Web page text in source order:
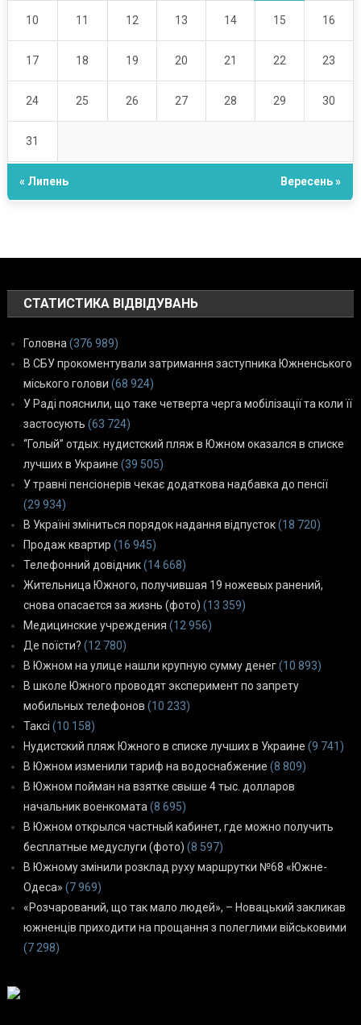
10 11 12 13 14 15 16
17 18 19 20 21 22 23
24 25 26 27 28 29 30
31
« Липень Вересень »
СТАТИСТИКА ВІДВІДУВАНЬ
Головна (376 989)
В СБУ прокоментували затримання заступника Южненського
міського голови (68 924)
У Раді пояснили, що таке четверта черга мобілізації та коли її
застосують (63 724)
“Голый” отдых: нудистский пляж в Южном оказался в списке
лучших в Украине (39 505)
У травні пенсіонерів чекає додаткова надбавка до пенсії
(29 934)
В Україні зміниться порядок надання відпусток(18 720)
Продаж квартир (16 945)
Телефонний довідник(14 668)
Жительница Южного, получившая 19 ножевых ранений,
снова опасается за жизнь (фото) (13 359)
Медицинские учреждения (12 956)
Де поїсти? (12 780)
В Южном на улице нашли крупную сумму денег(10 893)
В школе Южного проводят эксперимент по запрету
мобильных телефонов (10 233)
Таксі (10 158)
Нудистский пляж Южного в списке лучших в Украине (9 741)
В Южном изменили тариф на водоснабжение (8 809)
В Южном пойман на взятке свыше 4 тыс. долларов
начальник военкомата (8 695)
В Южном открылся частный кабинет, где можно получить
бесплатные медуслуги (фото) (8 597)
В Южному змінили розклад руху маршрутки №68 «Южне-
Одеса» (7 969)
«Розчарований, що так мало людей», – Новацький закликав
южненців приходити на прощання з полеглими військовими
(7 298)